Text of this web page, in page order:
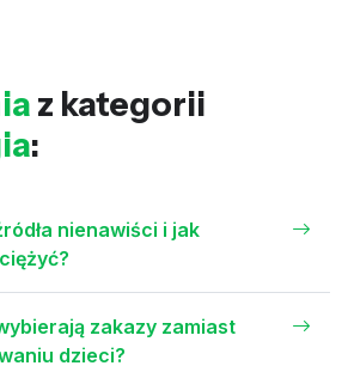
z kategorii
:
nienawiści i jak
zakazy zamiast
dzieci?